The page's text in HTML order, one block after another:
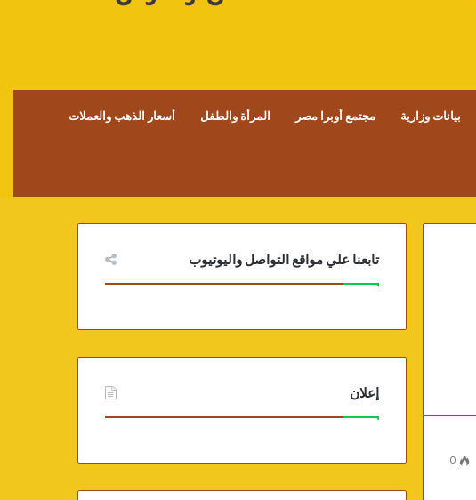
بيانات وزارية مجتمع أوبرا مصر المرأة والطفل أسعار الذهب والعملات
0
تابعنا علي مواقع التواصل واليوتيوب
إعلان